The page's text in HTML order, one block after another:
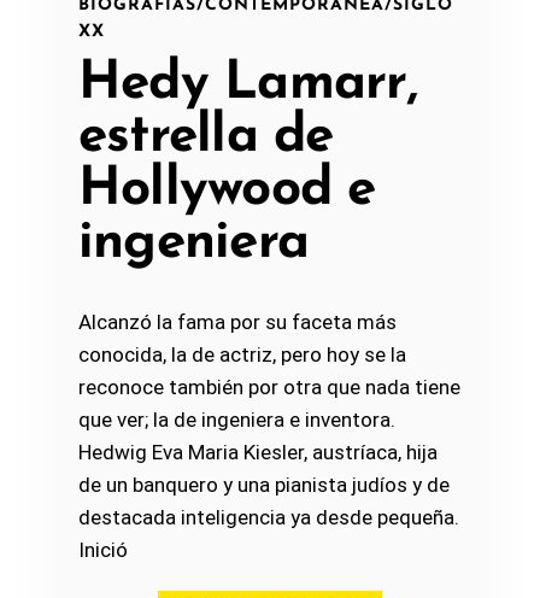
BIOGRAFÍAS/CONTEMPORÁNEA/SIGLO
XX
Hedy Lamarr,
estrella de
Hollywood e
ingeniera
Alcanzó la fama por su faceta más
conocida, la de actriz, pero hoy se la
reconoce también por otra que nada tiene
que ver; la de ingeniera e inventora.
Hedwig Eva Maria Kiesler, austríaca, hija
de un banquero y una pianista judíos y de
destacada inteligencia ya desde pequeña.
Inició